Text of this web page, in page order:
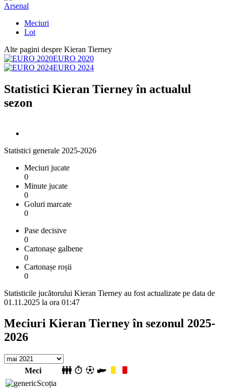
Arsenal
Meciuri
Lot
Alte pagini despre Kieran Tierney
EURO 2020
EURO 2024
Statistici Kieran Tierney în actualul
sezon
Statistici generale 2025-2026
Meciuri jucate
0
Minute jucate
0
Goluri marcate
0
Pase decisive
0
Cartonașe galbene
0
Cartonașe roșii
0
Statisticile jucătorului Kieran Tierney au fost actualizate pe data de
01.11.2025 la ora 01:47
Meciuri Kieran Tierney în sezonul 2025-
2026
Meci
Scoția